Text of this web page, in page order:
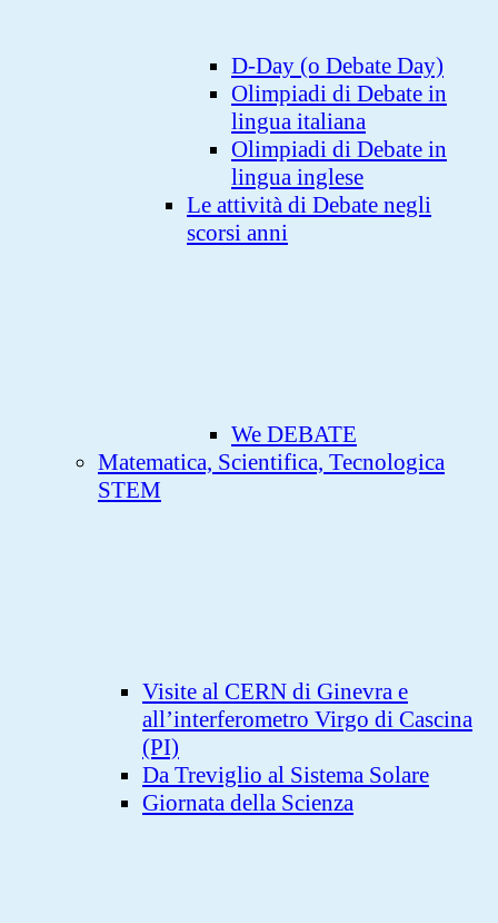
D-Day (o Debate Day)
Olimpiadi di Debate in
lingua italiana
Olimpiadi di Debate in
lingua inglese
Le attività di Debate negli
scorsi anni
We DEBATE
Matematica, Scientifica, Tecnologica
STEM
Visite al CERN di Ginevra e
all’interferometro Virgo di Cascina
(PI)
Da Treviglio al Sistema Solare
Giornata della Scienza